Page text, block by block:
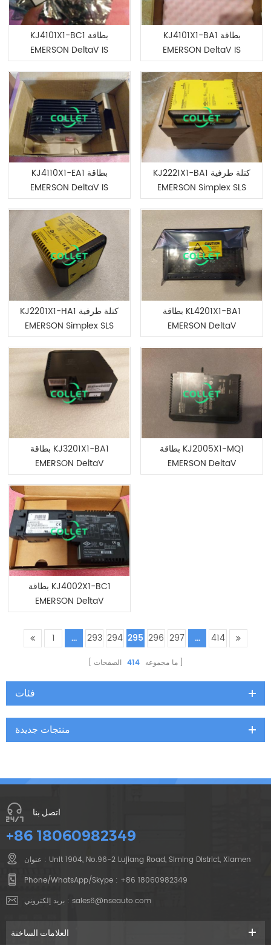
KJ4101X1-BC1 بطاقة
EMERSON DeltaV IS
DeviceNet
KJ4101X1-BA1 بطاقة
EMERSON DeltaV IS
DeviceNet
KJ4110X1-EA1 بطاقة
EMERSON DeltaV IS
DeviceNet
KJ2221X1-BA1 كتلة طرفية
EMERSON Simplex SLS
KJ2201X1-HA1 كتلة طرفية
EMERSON Simplex SLS
بطاقة KL4201X1-BA1
EMERSON DeltaV
DeviceNet
بطاقة KJ3201X1-BA1
EMERSON DeltaV
DeviceNet
بطاقة KJ2005X1-MQ1
EMERSON DeltaV
DeviceNet
بطاقة KJ4002X1-BC1
EMERSON DeltaV
DeviceNet
1
... 293 294 295 296 297 ... 414
ما مجموعه 414 الصفحات
فئات
منتجات جديدة
اتصل بنا
+86 18060982349
عنوان : Unit 1904, No.96-2 Lujiang Road, Siming District, Xiamen
Phone/WhatsApp/Skype : +86 18060982349
بريد إلكتروني : sales6@nseauto.com
العلامات الساخنة